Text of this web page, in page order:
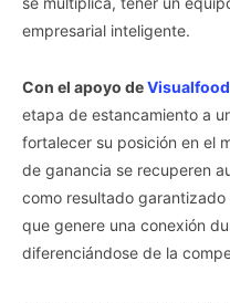
empresarial inteligente.
Con el apoyo deVisualfood
etapa de estancamiento a
fortalecer su posición en el
de ganancia se recuperen
como resultado
que genere una conexión
diferenciándose de la